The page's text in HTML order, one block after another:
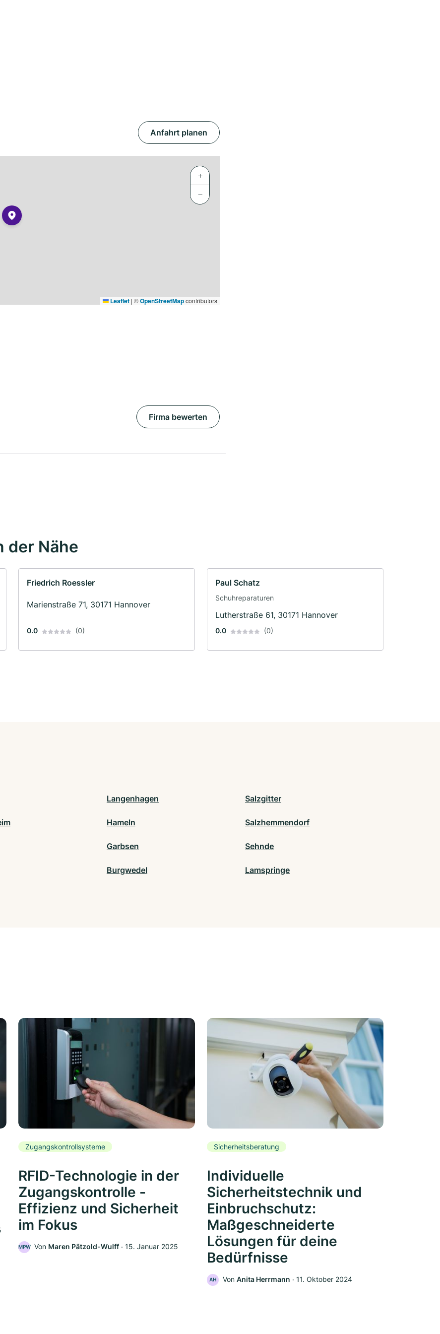
Anfahrt planen
+
−
Leaflet | ©OpenStreetMapcontributors
Firma bewerten
der Nähe
Friedrich Roessler
Marienstraße 71, 30171 Hannover
0.0 (0)
Paul Schatz
Schuhreparaturen
Lutherstraße 61, 30171 Hannover
0.0 (0)
Langenhagen Salzgitter
Hameln Salzhemmendorf
Garbsen Sehnde
Burgwedel Lamspringe
Zugangskontrollsysteme
RFID-Technologie in der
Zugangskontrolle -
Effizienz und Sicherheit
im Fokus
MPW Von Maren Pätzold-Wulff ‧ 15. Januar 2025
Sicherheitsberatung
Individuelle
Sicherheitstechnik und
Einbruchschutz:
Maßgeschneiderte
Lösungen für deine
Bedürfnisse
AH Von Anita Herrmann ‧ 11. Oktober 2024